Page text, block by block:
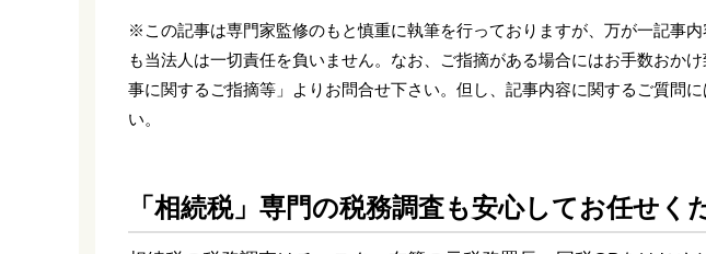
※この記事は専門家監修のもと慎重に執筆を行っておりますが、万が一記事
も当法人は一切責任を負いません。なお、ご指摘がある場合にはお手数おか
事に関するご指摘等」よりお問合せ下さい。但し、記事内容に関するご質問
い。
「相続税」専門の税務調査も安心してお任せく